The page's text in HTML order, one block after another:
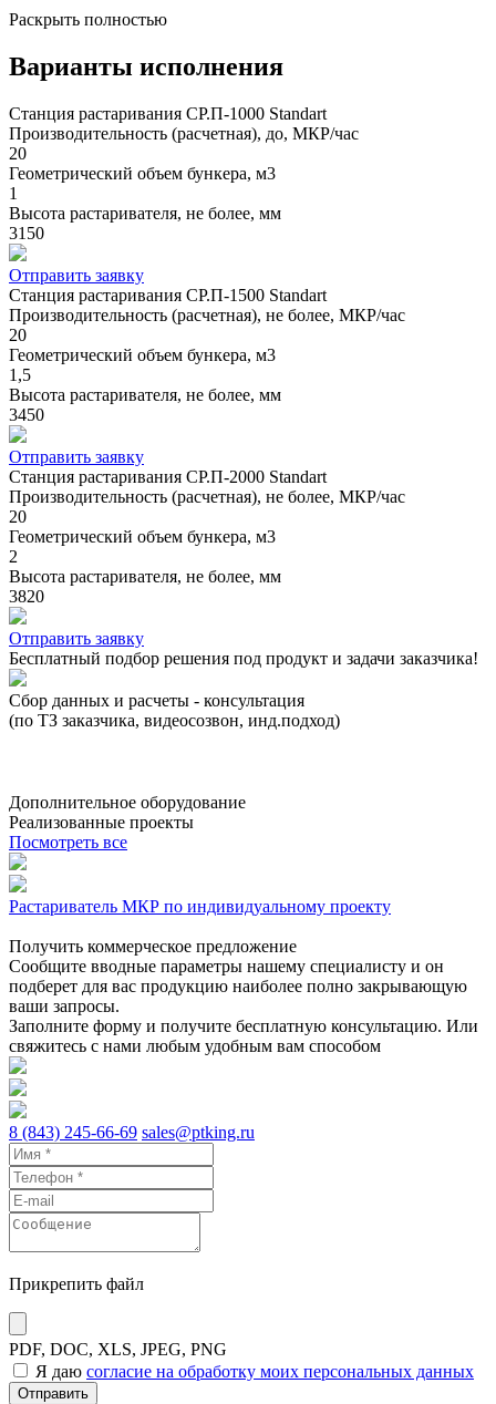
Раскрыть полностью
Варианты исполнения
Станция растаривания СР.П-1000 Standart
Производительность (расчетная), до, МКР/час
20
Геометрический объем бункера, м3
1
Высота растаривателя, не более, мм
3150
Отправить заявку
Станция растаривания СР.П-1500 Standart
Производительность (расчетная), не более, МКР/час
20
Геометрический объем бункера, м3
1,5
Высота растаривателя, не более, мм
3450
Отправить заявку
Станция растаривания СР.П-2000 Standart
Производительность (расчетная), не более, МКР/час
20
Геометрический объем бункера, м3
2
Высота растаривателя, не более, мм
3820
Отправить заявку
Бесплатный подбор решения под продукт и задачи заказчика!
Сбор данных и расчеты - консультация
(по ТЗ заказчика, видеосозвон, инд.подход)
Дополнительное оборудование
Реализованные проекты
Посмотреть все
Растариватель МКР по индивидуальному проекту
Получить коммерческое предложение
Сообщите вводные параметры нашему специалисту и он
подберет для вас продукцию наиболее полно закрывающую
ваши запросы.
Заполните форму и получите бесплатную консультацию. Или
свяжитесь с нами любым удобным вам способом
8 (843) 245-66-69 sales@ptking.ru
Прикрепить файл
PDF, DOC, XLS, JPEG, PNG
Я даю согласие на обработку моих персональных данных
Отправить